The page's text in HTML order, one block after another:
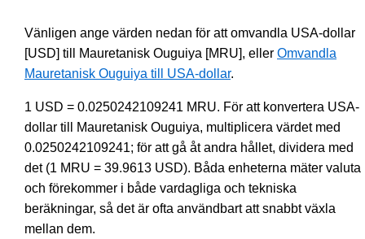
Vänligen ange värden nedan för att omvandla USA-dollar
[USD] till Mauretanisk Ouguiya [MRU], eller Omvandla
Mauretanisk Ouguiya till USA-dollar.
1 USD = 0.0250242109241 MRU. För att konvertera USA-
dollar till Mauretanisk Ouguiya, multiplicera värdet med
0.0250242109241; för att gå åt andra hållet, dividera med
det (1 MRU = 39.9613 USD). Båda enheterna mäter valuta
och förekommer i både vardagliga och tekniska
beräkningar, så det är ofta användbart att snabbt växla
mellan dem.